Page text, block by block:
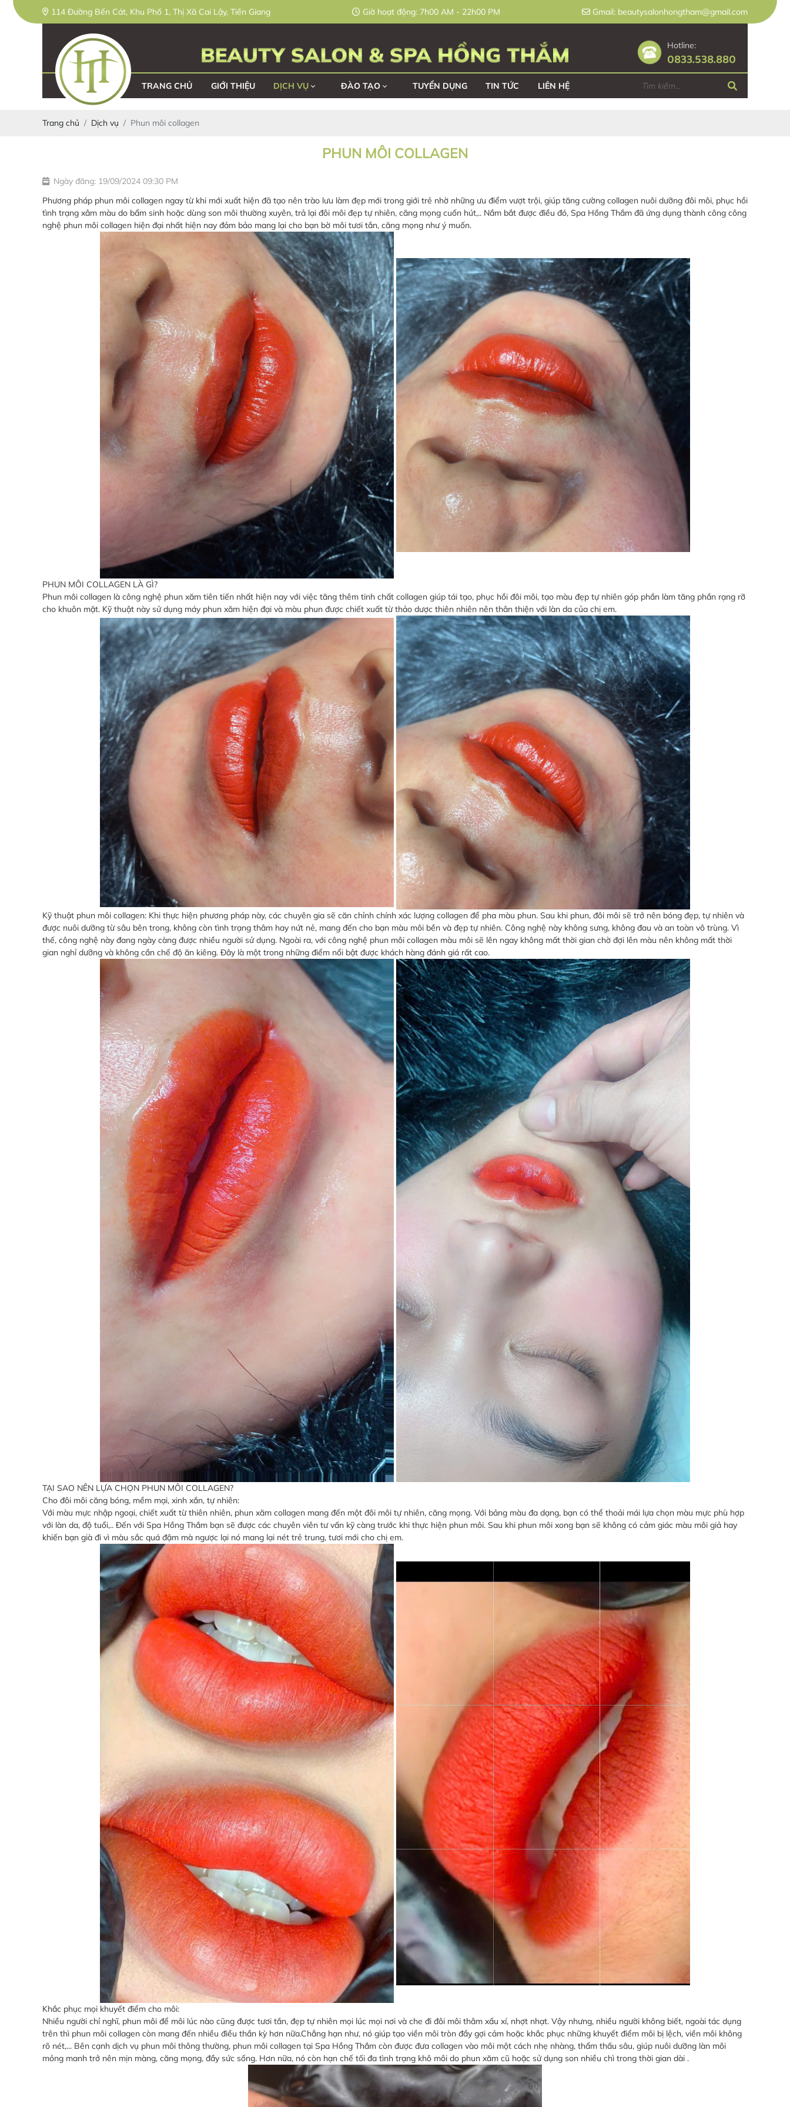
114 Đường Bến Cát, Khu Phố 1, Thị Xã Cai Lậy, Tiền Giang Giờ hoạt động: 7h00 AM - 22h00 PM Gmail: beautysalonhongtham@gmail.com
Hotline:
0833.538.880
TRANG CHỦ GIỚI THIỆU DỊCH VỤ ĐÀO TẠO TUYỂN DỤNG TIN TỨC LIÊN HỆ
Trang chủ Dịch vụ Phun môi collagen
PHUN MÔI COLLAGEN
Ngày đăng: 19/09/2024 09:30 PM
Phương pháp phun môi collagen ngay từ khi mới xuất hiện đã tạo nên trào lưu làm đẹp mới trong giới trẻ nhờ những ưu điểm vượt trội, giúp tăng cường collagen nuôi dưỡng đôi môi, phục hồi
tình trạng xâm màu do bẩm sinh hoặc dùng son môi thường xuyên, trả lại đôi môi đẹp tự nhiên, căng mọng cuốn hút,.. Nắm bắt được điều đó, Spa Hồng Thắm đã ứng dụng thành công công
nghệ phun môi collagen hiện đại nhất hiện nay đảm bảo mang lại cho bạn bờ môi tươi tắn, căng mọng như ý muốn.
PHUN MÔI COLLAGEN LÀ GÌ?
Phun môi collagen là công nghệ phun xăm tiên tiến nhất hiện nay với việc tăng thêm tinh chất collagen giúp tái tạo, phục hồi đôi môi, tạo màu đẹp tự nhiên góp phần làm tăng phần rạng rỡ
cho khuôn mặt. Kỹ thuật này sử dụng máy phun xăm hiện đại và màu phun được chiết xuất từ thảo dược thiên nhiên nên thân thiện với làn da của chị em.
Kỹ thuật phun môi collagen: Khi thực hiện phương pháp này, các chuyên gia sẽ căn chỉnh chính xác lượng collagen để pha màu phun. Sau khi phun, đôi môi sẽ trở nên bóng đẹp, tự nhiên và
được nuôi dưỡng từ sâu bên trong, không còn tình trạng thâm hay nứt nẻ, mang đến cho bạn màu môi bền và đẹp tự nhiên. Công nghệ này không sưng, không đau và an toàn vô trùng. Vì
thế, công nghệ này đang ngày càng được nhiều người sử dụng. Ngoài ra, với công nghệ phun môi collagen màu môi sẽ lên ngay không mất thời gian chờ đợi lên màu nên không mất thời
gian nghỉ dưỡng và không cần chế độ ăn kiêng. Đây là một trong những điểm nổi bật được khách hàng đánh giá rất cao.
TẠI SAO NÊN LỰA CHỌN PHUN MÔI COLLAGEN?
Cho đôi môi căng bóng, mềm mại, xinh xắn, tự nhiên:
Với màu mực nhập ngoại, chiết xuất từ thiên nhiên, phun xăm collagen mang đến một đôi môi tự nhiên, căng mọng. Với bảng màu đa dạng, bạn có thể thoải mái lựa chọn màu mực phù hợp
với làn da, độ tuổi,.. Đến với Spa Hồng Thắm bạn sẽ được các chuyên viên tư vấn kỹ càng trước khi thực hiện phun môi. Sau khi phun môi xong bạn sẽ không có cảm giác màu môi giả hay
khiến bạn già đi vì màu sắc quá đậm mà ngược lại nó mang lại nét trẻ trung, tươi mới cho chị em.
Khắc phục mọi khuyết điểm cho môi:
Nhiều người chỉ nghĩ, phun môi để môi lúc nào cũng được tươi tắn, đẹp tự nhiên mọi lúc mọi nơi và che đi đôi môi thâm xấu xí, nhợt nhạt. Vậy nhưng, nhiều người không biết, ngoài tác dụng
trên thì phun môi collagen còn mang đến nhiều điều thần kỳ hơn nữa.Chẳng hạn như, nó giúp tạo viền môi tròn đầy gợi cảm hoặc khắc phục những khuyết điểm môi bị lệch, viền môi không
rõ nét,... Bên cạnh dịch vụ phun môi thông thường, phun môi collagen tại Spa Hồng Thắm còn được đưa collagen vào môi một cách nhẹ nhàng, thẩm thấu sâu, giúp nuôi dưỡng làn môi
mỏng manh trở nên mịn màng, căng mọng, đầy sức sống. Hơn nữa, nó còn hạn chế tối đa tình trạng khô môi do phun xăm cũ hoặc sử dụng son nhiều chì trong thời gian dài .